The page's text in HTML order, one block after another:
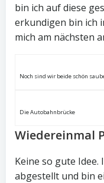
bin ich auf diese
erkundigen bin ich
mich am nächsten
Noch sind wir beide schön
Die Autobahnbrücke
Wiedereinmal
Keine so gute Idee.
abgestellt und bin